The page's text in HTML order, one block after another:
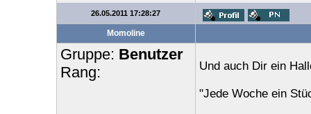
26.05.2011 17:28:27
Momoline
Gruppe: Benutzer
Rang:
Und auch Dir ein
"Jede Woche ein